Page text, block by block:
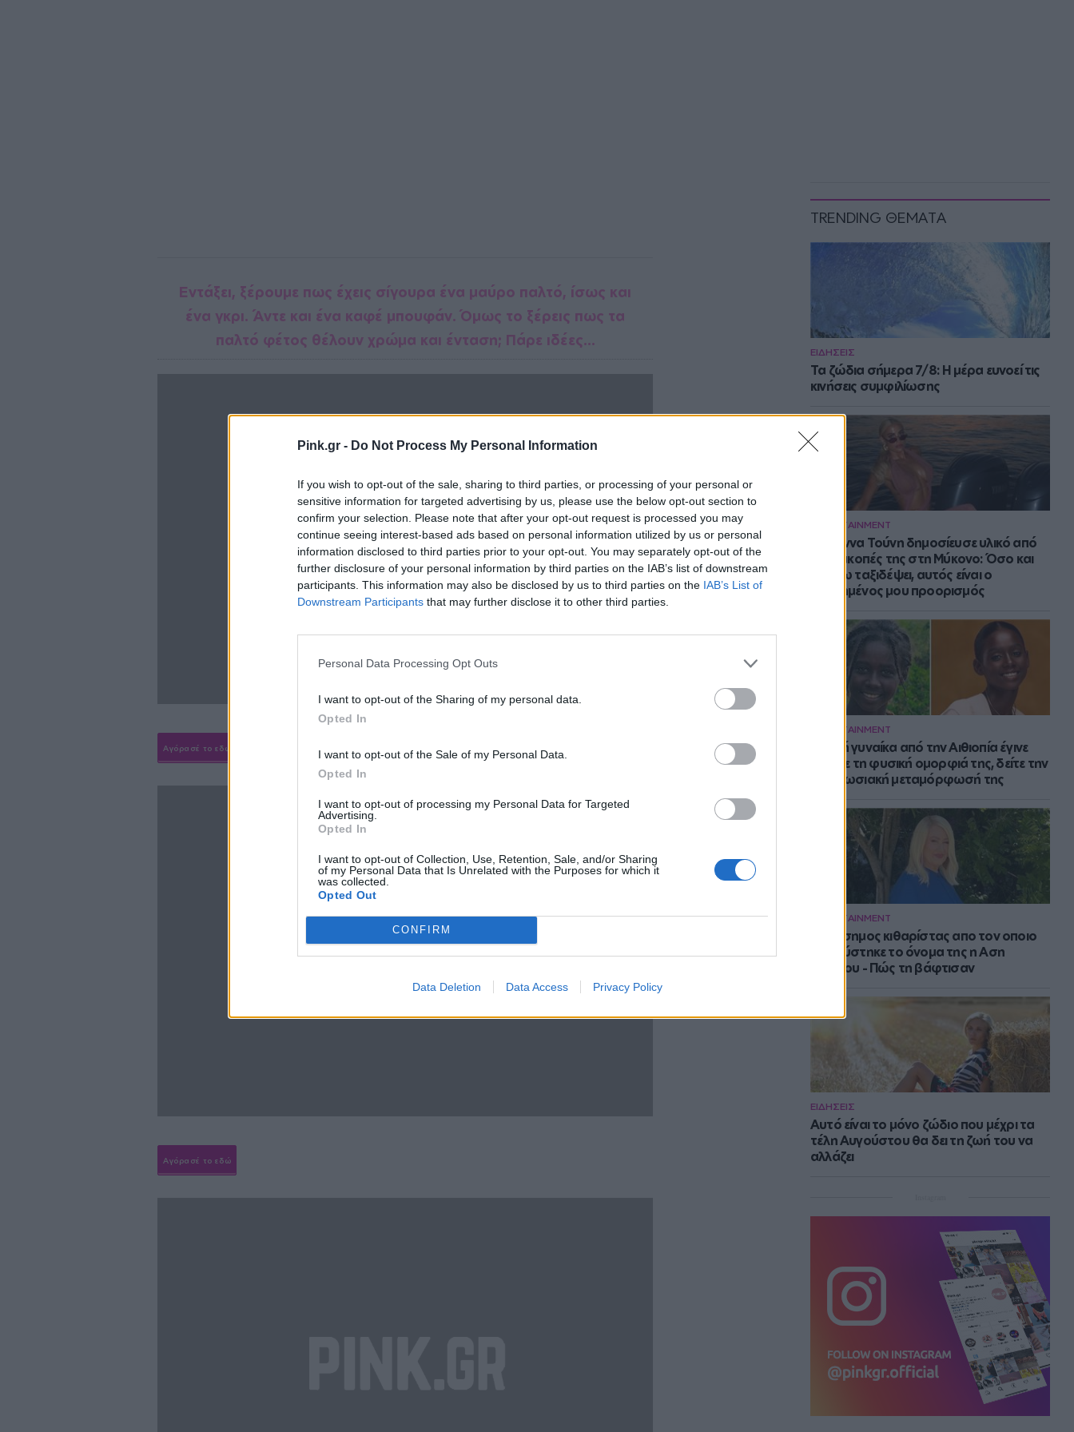
Pink.gr - Do Not Process My Personal Information
If you wish to opt-out of the sale, sharing to third parties, or processing of your personal or
sensitive information for targeted advertising by us, please use the below opt-out section to
confirm your selection. Please note that after your opt-out request is processed you may
continue seeing interest-based ads based on personal information utilized by us or personal
information disclosed to third parties prior to your opt-out. You may separately opt-out of the
further disclosure of your personal information by third parties on the IAB’s list of downstream
participants. This information may also be disclosed by us to third parties on the IAB’s List of
Downstream Participants that may further disclose it to other third parties.
Personal Data Processing Opt Outs
I want to opt-out of the Sharing of my personal data.
Opted In
I want to opt-out of the Sale of my Personal Data.
Opted In
I want to opt-out of processing my Personal Data for Targeted
Advertising.
Opted In
I want to opt-out of Collection, Use, Retention, Sale, and/or Sharing
of my Personal Data that Is Unrelated with the Purposes for which it
was collected.
Opted Out
CONFIRM
Data Deletion Data Access Privacy Policy
TRENDING ΘΕΜΑΤΑ
ΕΙΔΗΣΕΙΣ
Τα ζώδια σήμερα 7/8: Η μέρα ευνοεί τις
κινήσεις συμφιλίωσης
ENTERTAINMENT
Η Ιωάννα Τούνη δημοσίευσε υλικό από
τις διακοπές της στη Μύκονο: Όσο και
αν έχω ταξιδέψει, αυτός είναι ο
αγαπημένος μου προορισμός
ENTERTAINMENT
Νεαρή γυναίκα από την Αιθιοπία έγινε
viral με τη φυσική ομορφιά της, δείτε την
εντυπωσιακή μεταμόρφωσή της
ENTERTAINMENT
Ο διάσημος κιθαρίστας απο τον οποιο
εμπνεύστηκε το όνομα της η Αση
Μπήλιου - Πώς τη βάφτισαν
ΕΙΔΗΣΕΙΣ
Αυτό είναι το μόνο ζώδιο που μέχρι τα
τέλη Αυγούστου θα δει τη ζωή του να
αλλάζει
Εντάξει, ξέρουμε πως έχεις σίγουρα ένα μαύρο παλτό, ίσως και
ένα γκρι. Άντε και ένα καφέ μπουφάν. Όμως το ξέρεις πως τα
παλτό φέτος θέλουν χρώμα και ένταση; Πάρε ιδέες...
Αγόρασέ το εδώ
Αγόρασέ το εδώ